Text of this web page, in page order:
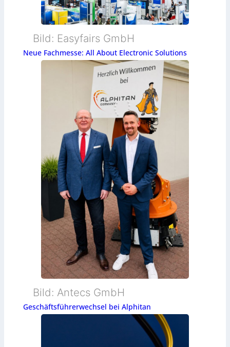
Bild: Easyfairs GmbH
Neue Fachmesse: All About Electronic Solutions
Bild: Antecs GmbH
Geschäftsführerwechsel bei Alphitan